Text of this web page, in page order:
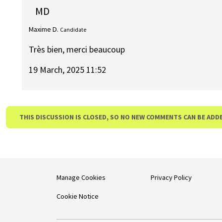
MD
Maxime D. Candidate
Très bien, merci beaucoup
19 March, 2025 11:52
THIS DISCUSSION IS CLOSED, SO NO NEW COMMENTS CAN BE
Manage Cookies
Cookie Notice
Privacy Policy